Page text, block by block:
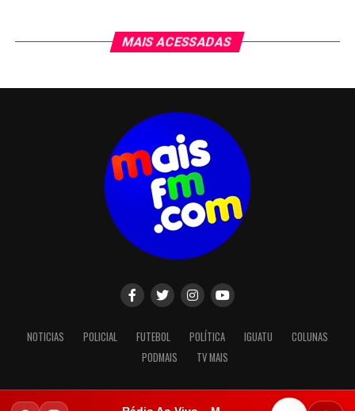
MAIS ACESSADAS
NOTICIAS POLICIAL FUTEBOL POLÍTICA IGUATU
COLUNAS
PODMAIS
TV MAIS